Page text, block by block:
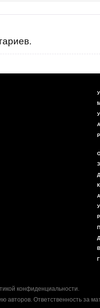
конфиденциальности.
авторов. Ответственность за